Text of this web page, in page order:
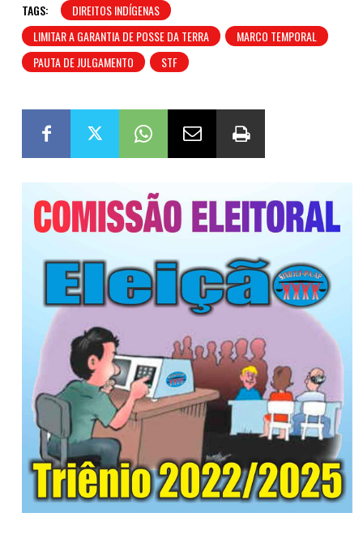
TAGS:
DIREITOS INDÍGENAS
LIMITAR A GARANTIA DE POSSE DA TERRA
MARCO TEMPORAL
PAUTA DE JULGAMENTO
STF